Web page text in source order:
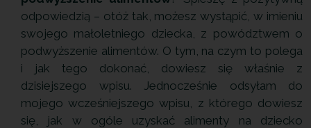
odpowiedzią – otóż tak, możesz wystąpić, w imieniu
swojego małoletniego dziecka, z powództwem o
podwyższenie alimentów. O tym, na czym to polega
i jak tego dokonać, dowiesz się właśnie z
dzisiejszego wpisu. Jednocześnie odsyłam do
mojego wcześniejszego wpisu, z którego dowiesz
się, jak w ogóle uzyskać alimenty na dziecko